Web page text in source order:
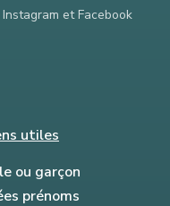
et Facebook
utiles
ou garçon
prénoms